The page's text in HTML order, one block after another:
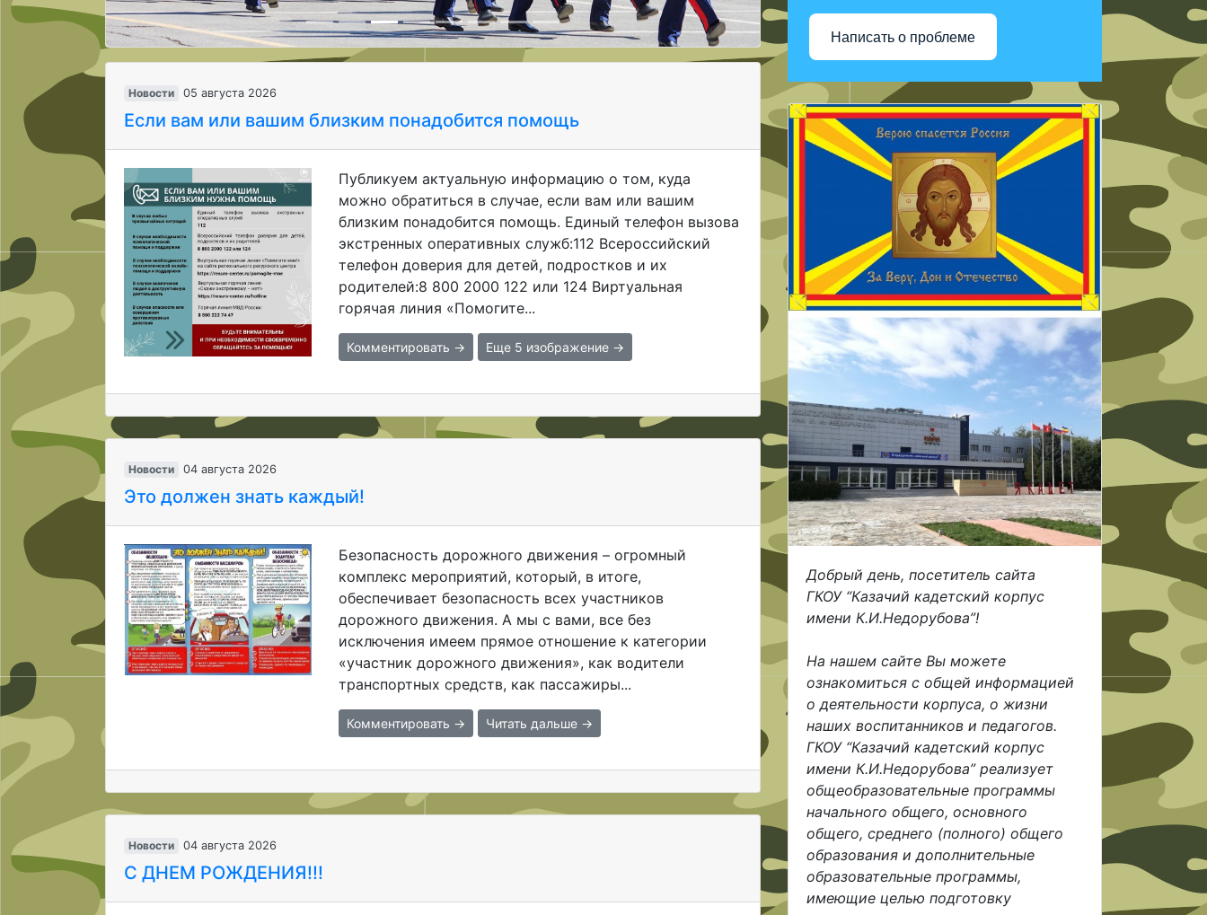
Новости 05 августа 2026
Eсли вам или вашим близким понадобится помощь
Публикуем актуальную информацию о том, куда
можно обратиться в случае, если вам или вашим
близким понадобится помощь. Единый телефон вызова
экстренных оперативных служб:112 Всероссийский
телефон доверия для детей, подростков и их
родителей:8 800 2000 122 или 124 Виртуальная
горячая линия «Помогите...
Комментировать → Еще 5 изображение →
Новости 04 августа 2026
Это должен знать каждый!
Безопасность дорожного движения – огромный
комплекс мероприятий, который, в итоге,
обеспечивает безопасность всех участников
дорожного движения. А мы с вами, все без
исключения имеем прямое отношение к категории
«участник дорожного движения», как водители
транспортных средств, как пассажиры...
Комментировать → Читать дальше →
Новости 04 августа 2026
С ДНЕМ РОЖДЕНИЯ!!!
Написать о проблеме
Добрый день, посетитель сайта
ГКОУ “Казачий кадетский корпус
имени К.И.Недорубова”!
На нашем сайте Вы можете
ознакомиться с общей информацией
о деятельности корпуса, о жизни
наших воспитанников и педагогов.
ГКОУ “Казачий кадетский корпус
имени К.И.Недорубова” реализует
общеобразовательные программы
начального общего, основного
общего, среднего (полного) общего
образования и дополнительные
образовательные программы,
имеющие целью подготовку